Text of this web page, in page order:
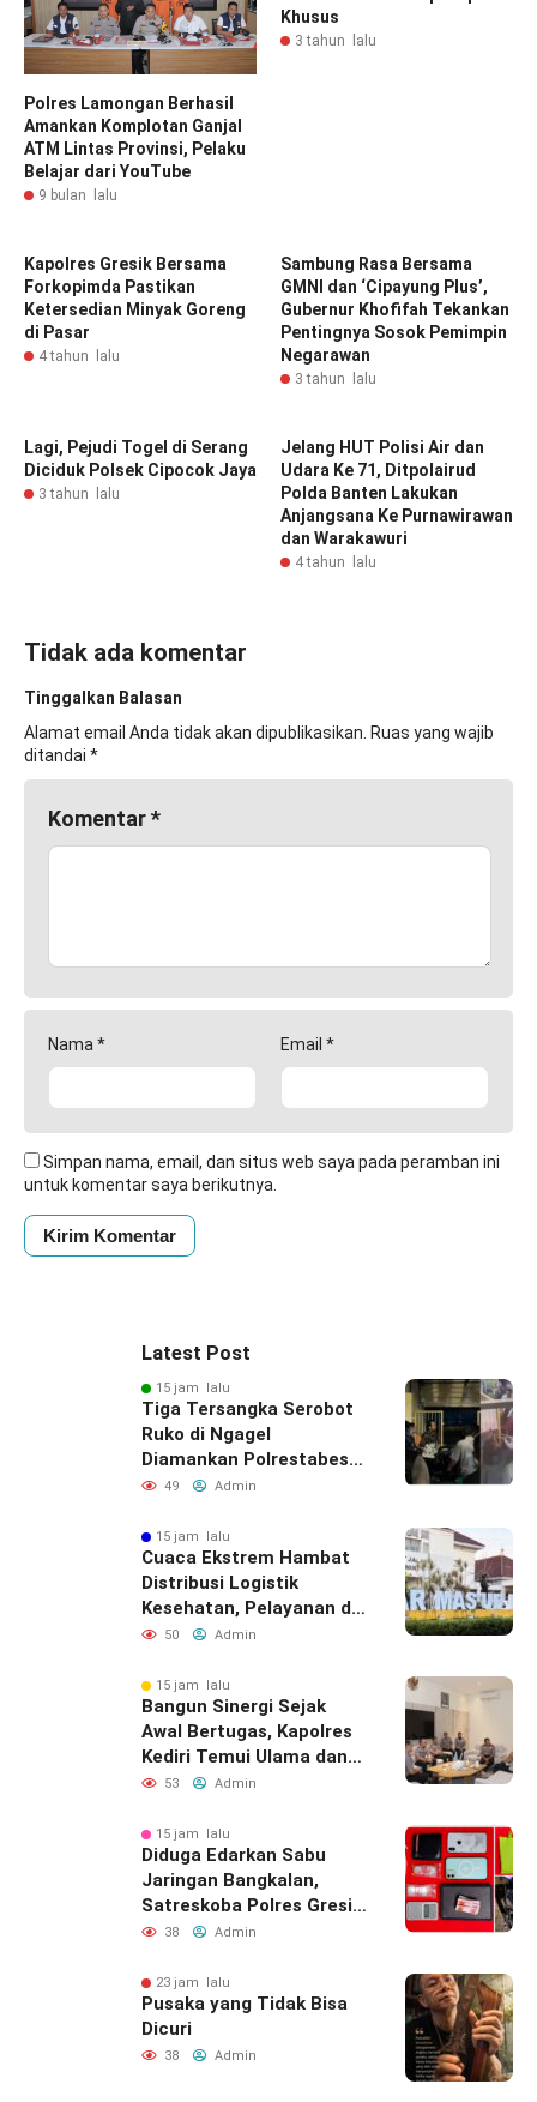
Polres Lamongan Berhasil
Amankan Komplotan Ganjal
ATM Lintas Provinsi, Pelaku
Belajar dari YouTube
9 bulan lalu
Khusus
3 tahun lalu
Kapolres Gresik Bersama
Forkopimda Pastikan
Ketersedian Minyak Goreng
di Pasar
4 tahun lalu
Sambung Rasa Bersama
GMNI dan ‘Cipayung Plus’,
Gubernur Khofifah Tekankan
Pentingnya Sosok Pemimpin
Negarawan
3 tahun lalu
Lagi, Pejudi Togel di Serang
Diciduk Polsek Cipocok Jaya
3 tahun lalu
Jelang HUT Polisi Air dan
Udara Ke 71, Ditpolairud
Polda Banten Lakukan
Anjangsana Ke Purnawirawan
dan Warakawuri
4 tahun lalu
Tidak ada komentar
Tinggalkan Balasan
Alamat email Anda tidak akan dipublikasikan. Ruas yang wajib
ditandai *
Komentar*
Nama * Email *
Simpan nama, email, dan situs web saya pada peramban ini
untuk komentar saya berikutnya.
Latest Post
15 jam lalu
Tiga Tersangka Serobot
Ruko di Ngagel
Diamankan Polrestabes
Surabaya
49 Admin
15 jam lalu
Cuaca Ekstrem Hambat
Distribusi Logistik
Kesehatan, Pelayanan di
Bawean Tetap
50 Admin
15 jam lalu
Bangun Sinergi Sejak
Awal Bertugas, Kapolres
Kediri Temui Ulama dan
Bupati
53 Admin
15 jam lalu
Diduga Edarkan Sabu
Jaringan Bangkalan,
Satreskoba Polres Gresik
Tangkap Oknum
Gresik
38 Admin
23 jam lalu
Pusaka yang Tidak Bisa
Dicuri
38 Admin